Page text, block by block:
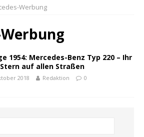
Werbung
1954: Mercedes-Benz Typ 220 – Ihr
auf allen Straßen
2018 Redaktion 0